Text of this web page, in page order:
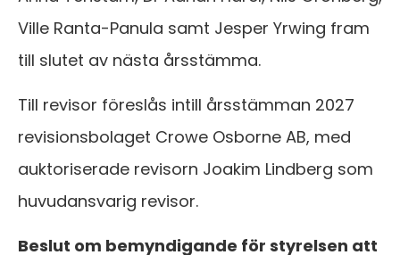
Ville Ranta-Panula samt Jesper Yrwing fram
till slutet av nästa årsstämma.
Till revisor föreslås intill årsstämman 2027
revisionsbolaget Crowe Osborne AB, med
auktoriserade revisorn Joakim Lindberg som
huvudansvarig revisor.
Beslut om bemyndigande för styrelsen att